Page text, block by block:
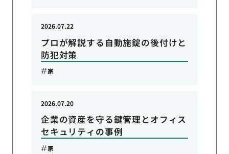
プロが解説する自動施錠の後付けと
防犯対策
2026.07.22
家
企業の資産を守る鍵管理とオフィス
セキュリティの事例
2026.07.20
家